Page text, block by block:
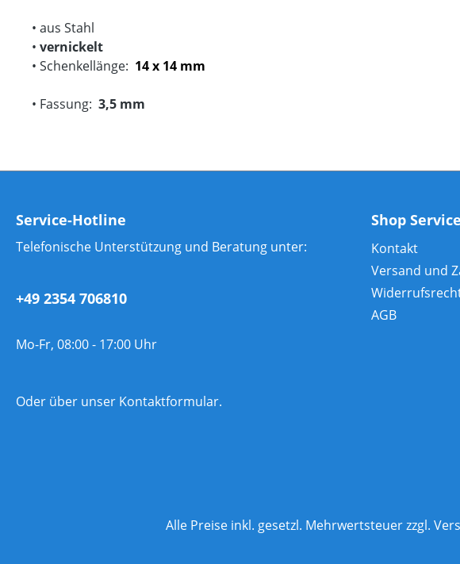
• aus Stahl
• vernickelt
• Schenkellänge: 14 x 14 mm
• Fassung: 3,5 mm
Service-Hotline
Telefonische Unterstützung und Beratung unter:
+49 2354 706810
Mo-Fr, 08:00 - 17:00 Uhr
Oder über unser Kontaktformular.
Shop Service
Kontakt
Versand und
AGB
Alle Preise inkl. gesetzl. Mehrwertsteuer zzgl.